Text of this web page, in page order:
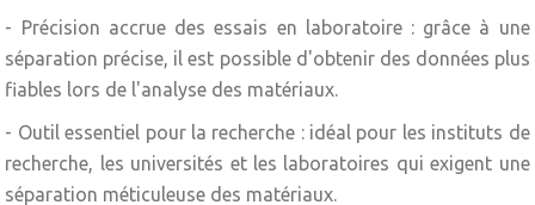
- Précision accrue des essais en laboratoire : grâce à une
séparation précise, il est possible d'obtenir des données plus
fiables lors de l'analyse des matériaux.
- Outil essentiel pour la recherche : idéal pour les instituts de
recherche, les universités et les laboratoires qui exigent une
séparation méticuleuse des matériaux.